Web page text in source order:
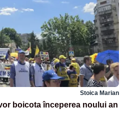
Stoica Marian
boicota începerea noului an